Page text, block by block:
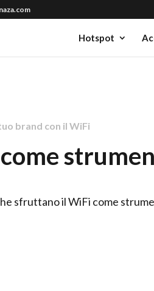
Hotspot
brand con il WiFi
sfruttano il WiFi come